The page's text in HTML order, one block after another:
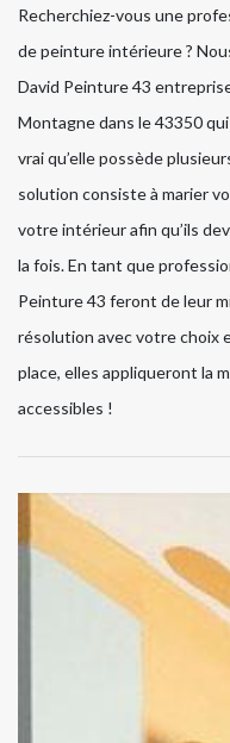
Recherchiez-vous une
de peinture intérieure ?
David Peinture 43
Montagne dans le 43350
vrai qu’elle possède
solution consiste à marier
votre intérieur afin qu’ils
la fois. En tant que
Peinture 43 feront de leur
résolution avec votre choix
place, elles appliqueront la
accessibles !